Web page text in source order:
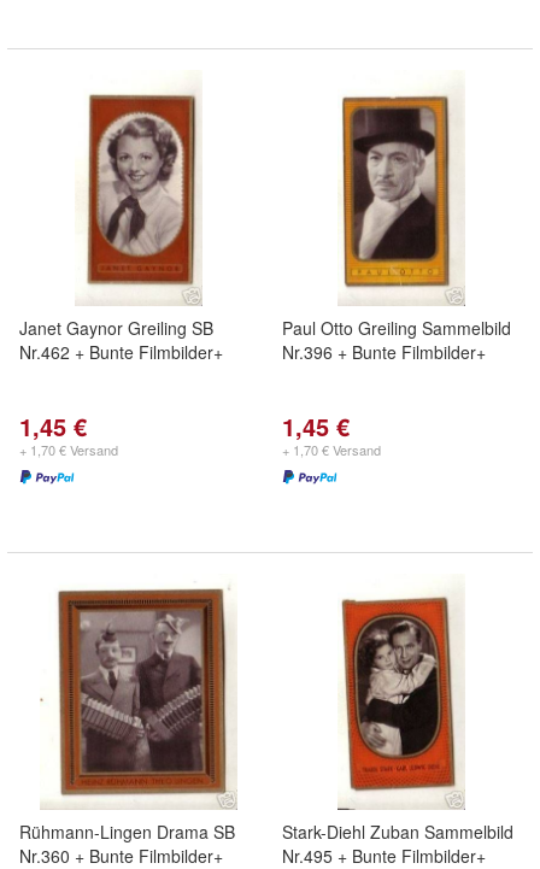
Janet Gaynor Greiling SB
Nr.462 + Bunte Filmbilder+
1,45 €
+ 1,70 € Versand
Paul Otto Greiling Sammelbild
Nr.396 + Bunte Filmbilder+
1,45 €
+ 1,70 € Versand
Rühmann-Lingen Drama SB
Nr.360 + Bunte Filmbilder+
Stark-Diehl Zuban Sammelbild
Nr.495 + Bunte Filmbilder+